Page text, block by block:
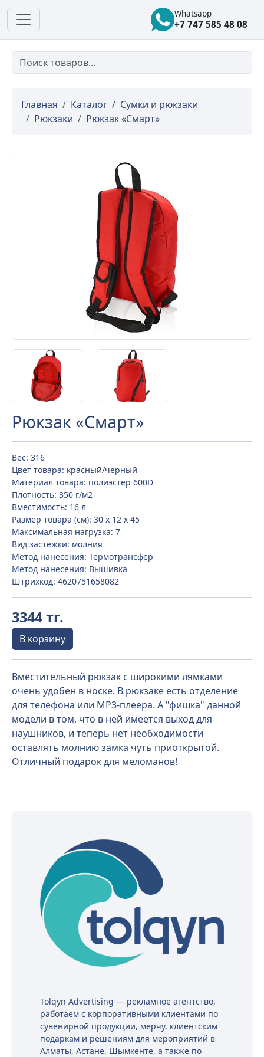
Whatsapp
+7 747 585 48 08
Главная Каталог
Сумки и рюкзаки
Рюкзаки
Рюкзак «Смарт»
Рюкзак «Смарт»
Вес: 316
Цвет товара: красный/черный
Материал товара: полиэстер 600D
Плотность: 350 г/м2
Вместимость: 16 л
Размер товара (см): 30 х 12 х 45
Максимальная нагрузка: 7
Вид застежки: молния
Метод нанесения: Термотрансфер
Метод нанесения: Вышивка
Штрихкод: 4620751658082
3344 тг.
В корзину
Вместительный рюкзак с широкими лямками
очень удобен в носке. В рюкзаке есть отделение
для телефона или МР3-плеера. А "фишка" данной
модели в том, что в ней имеется выход для
наушников, и теперь нет необходимости
оставлять молнию замка чуть приоткрытой.
Отличный подарок для меломанов!
Tolqyn Advertising — рекламное агентство,
работаем с корпоративными клиентами по
сувенирной продукции, мерчу, клиентским
подаркам и решениям для мероприятий в
Алматы, Астане, Шымкенте, а также по